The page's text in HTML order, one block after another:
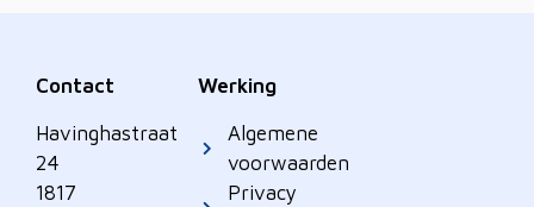
Contact
Havinghastraat
24
1817
Werking
Algemene
voorwaarden
Privacy